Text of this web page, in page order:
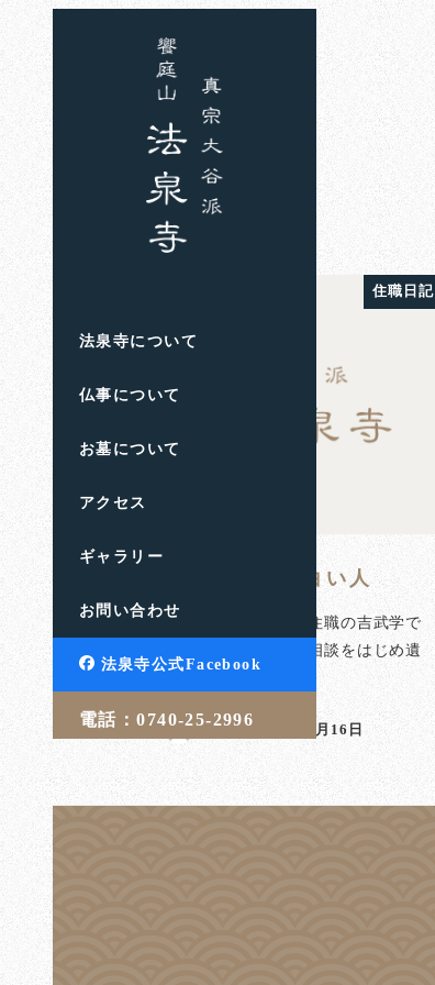
法泉寺について
仏事について
お墓について
アクセス
ギャラリー
お問い合わせ
法泉寺公式Facebook
電話：0740-25-2996
お知らせ
真鶴出版
住職日記
街のコンテンツ×面白い人
滋賀県高島市の饗庭山法泉寺住職の吉武学で
す。人生のお悩みや終活のご相談をはじめ遺
言・相続・葬儀・埋葬 […]
吉武 学
投稿日
2024年3月16日